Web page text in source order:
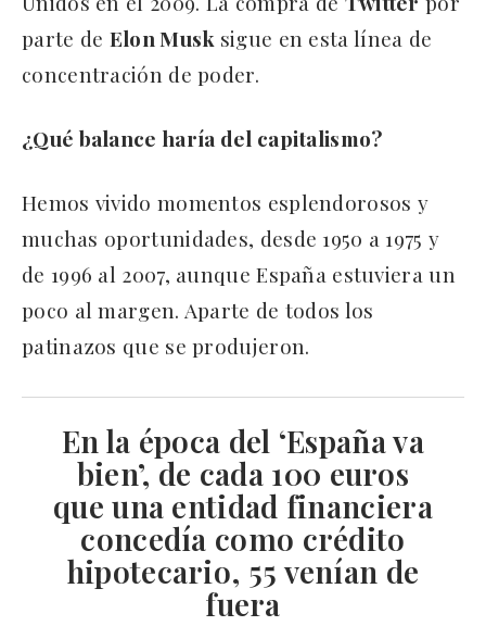
parte de Elon Musk sigue en esta línea de
concentración de poder.
¿Qué balance haría del capitalismo?
Hemos vivido momentos esplendorosos y
muchas oportunidades, desde 1950 a 1975 y
de 1996 al 2007, aunque España estuviera un
poco al margen. Aparte de todos los
patinazos que se produjeron.
En la época del ‘España va
bien’, de cada 100 euros
que una entidad financiera
concedía como crédito
hipotecario, 55 venían de
fuera